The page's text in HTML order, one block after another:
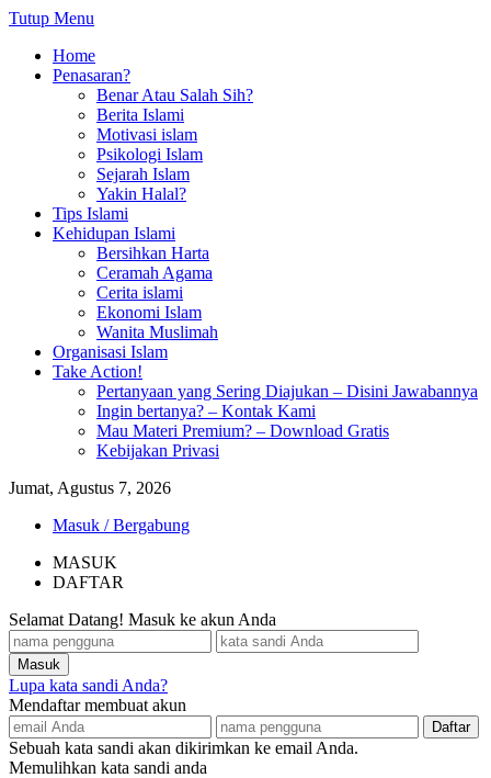
Tutup Menu
Home
Penasaran?
Benar Atau Salah Sih?
Berita Islami
Motivasi islam
Psikologi Islam
Sejarah Islam
Yakin Halal?
Tips Islami
Kehidupan Islami
Bersihkan Harta
Ceramah Agama
Cerita islami
Ekonomi Islam
Wanita Muslimah
Organisasi Islam
Take Action!
Pertanyaan yang Sering Diajukan – Disini Jawabannya
Ingin bertanya? – Kontak Kami
Mau Materi Premium? – Download Gratis
Kebijakan Privasi
Jumat, Agustus 7, 2026
Masuk / Bergabung
MASUK
DAFTAR
Selamat Datang! Masuk ke akun Anda
Lupa kata sandi Anda?
Mendaftar membuat akun
Sebuah kata sandi akan dikirimkan ke email Anda.
Memulihkan kata sandi anda